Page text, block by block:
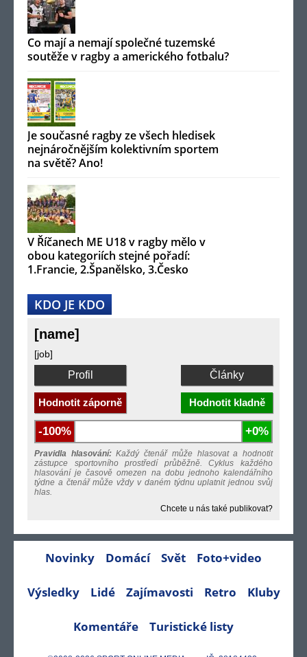
Co mají a nemají společné tuzemské
soutěže v ragby a amerického fotbalu?
Je současné ragby ze všech hledisek
nejnáročnějším kolektivním sportem
na světě? Ano!
V Říčanech ME U18 v ragby mělo v
obou kategoriích stejné pořadí:
1.Francie, 2.Španělsko, 3.Česko
KDO JE KDO
[name]
[job]
Profil Články
Hodnotit záporně Hodnotit kladně
-100% +0%
Pravidla hlasování:Každý čtenář může hlasovat a hodnotit
zástupce sportovního prostředí průběžně. Cyklus každého
hlasování je časově omezen na dobu jednoho kalendářního
týdne a čtenář může vždy v daném týdnu uplatnit jednou svůj
hlas.
Chcete u nás také publikovat?
Novinky Domácí Svět Foto+video
Výsledky Lidé Zajímavosti Retro Kluby
Komentáře Turistické listy